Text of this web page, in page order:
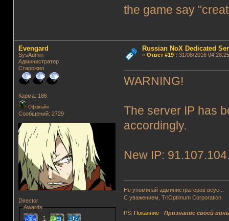
the game say
Evengard
SysAdmin
Администратор
Старожил
Карма: 186
Оффлайн
Сообщений: 2729
Director
Awards
Russian NoX Dedicated
« Ответ #19: 31/08/2016
WARNING!
The server IP has
accordingly.
New IP:
Не упоминай администраторов всуе...
С уважением, TriOptimum Corporation
PS: Покаяние -Признание своей